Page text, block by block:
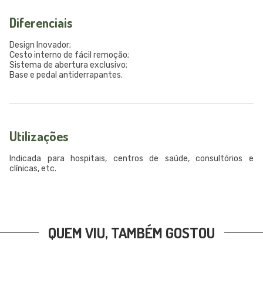
Diferenciais
Design Inovador;
Cesto interno de fácil remoção;
Sistema de abertura exclusivo;
Base e pedal antiderrapantes.
Utilizações
Indicada para hospitais, centros de saúde, consultórios e
clínicas, etc.
QUEM VIU, TAMBÉM GOSTOU